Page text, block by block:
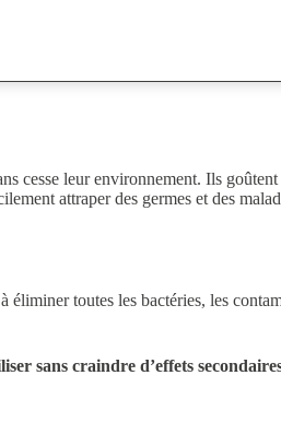
cesse leur environnement. Ils
attraper des germes et des
toutes les bactéries, les
sans craindre d’effets